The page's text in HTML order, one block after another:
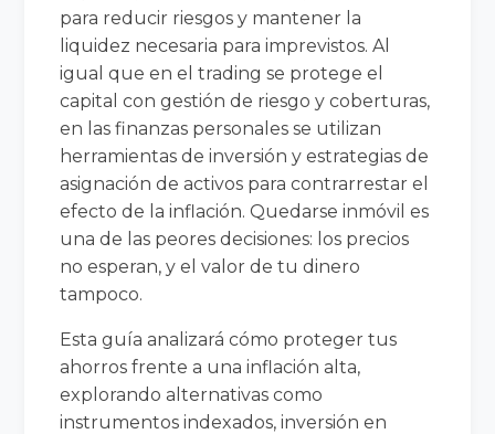
para reducir riesgos y mantener la
liquidez necesaria para imprevistos. Al
igual que en el trading se protege el
capital con gestión de riesgo y coberturas,
en las finanzas personales se utilizan
herramientas de inversión y estrategias de
asignación de activos para contrarrestar el
efecto de la inflación. Quedarse inmóvil es
una de las peores decisiones: los precios
no esperan, y el valor de tu dinero
tampoco.
Esta guía analizará cómo proteger tus
ahorros frente a una inflación alta,
explorando alternativas como
instrumentos indexados, inversión en